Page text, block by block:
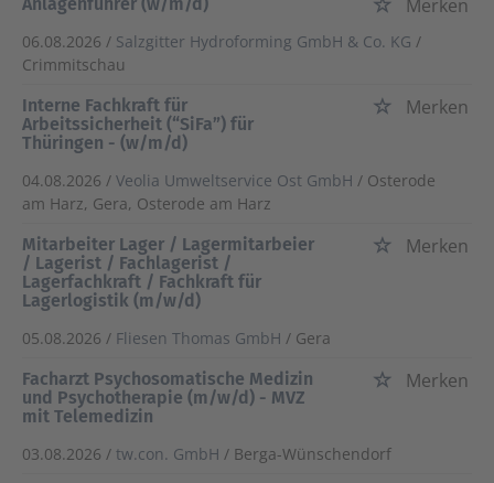
Anlagenführer (w/m/d)
Merken
06.08.2026 / Salzgitter Hydroforming GmbH & Co. KG /
Crimmitschau
Interne Fachkraft für
Arbeitssicherheit (“SiFa”) für
Thüringen - (w/m/d)
Merken
04.08.2026 / Veolia Umweltservice Ost GmbH / Osterode
am Harz, Gera, Osterode am Harz
Mitarbeiter Lager / Lagermitarbeier
/ Lagerist / Fachlagerist /
Lagerfachkraft / Fachkraft für
Lagerlogistik (m/w/d)
Merken
05.08.2026 / Fliesen Thomas GmbH / Gera
Facharzt Psychosomatische Medizin
und Psychotherapie (m/w/d) - MVZ
mit Telemedizin
Merken
03.08.2026 / tw.con. GmbH / Berga-Wünschendorf